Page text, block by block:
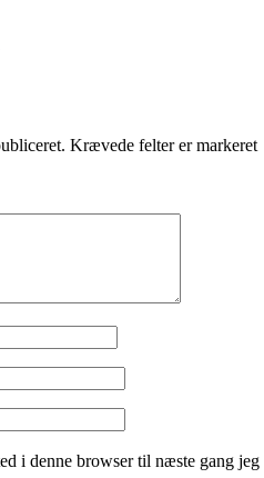
Krævede felter er markeret
i denne browser til næste gang jeg